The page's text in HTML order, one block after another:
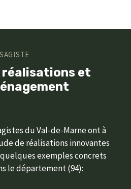
réalisations et
du Val-de-Marne ont à
de réalisations innovantes
exemples concrets
le département (94):